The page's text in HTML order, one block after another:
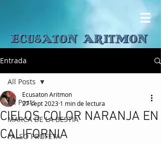
Entrada
All Posts
MARCA DE LA BESTIA
FALSO PROFETA
All Posts
CIELOS COLOR NARANJA EN
CALIFORNIA
Ecusaton Aritmon
27 sept 2023 1 min de lectura